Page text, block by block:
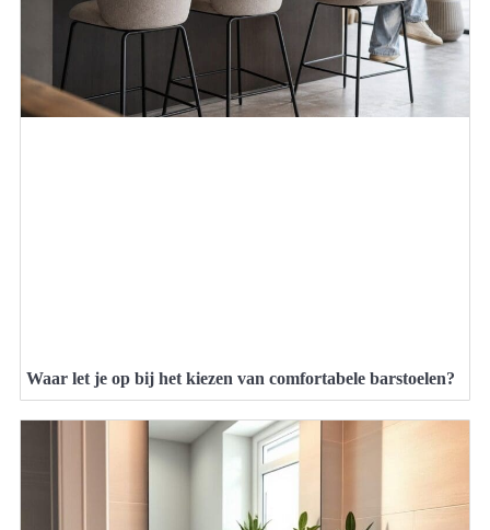
Waar let je op bij het kiezen van comfortabele barstoelen?